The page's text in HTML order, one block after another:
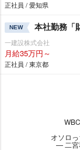
正社員 / 愛知県
NEW 本社勤務「
一建設株式会社
月給35万円～
正社員 / 東京都
オソロ
— 二宮